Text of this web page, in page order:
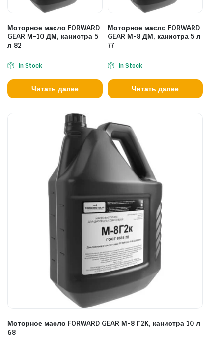
Моторное масло FORWARD
GEAR М-10 ДМ, канистра 5
л 82
In Stock
Читать далее
Моторное масло FORWARD
GEAR М-8 ДМ, канистра 5 л
77
In Stock
Читать далее
Моторное масло FORWARD GEAR М-8 Г2К, канистра 10 л
68